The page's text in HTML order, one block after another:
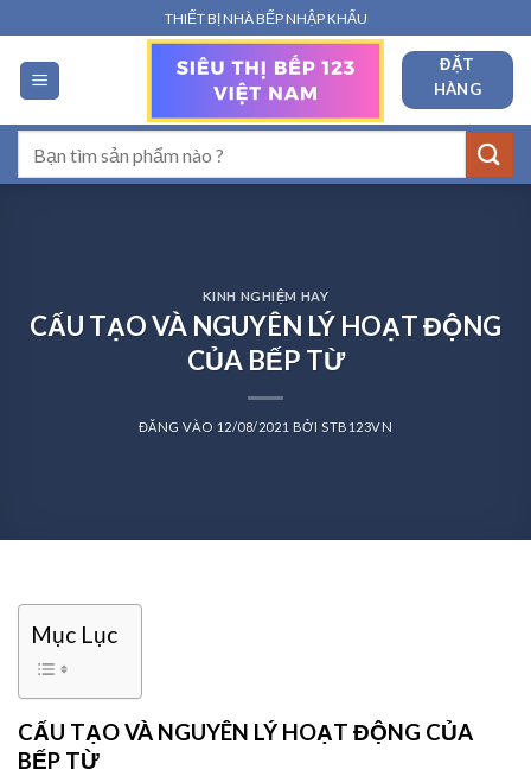
qua
nội
dung
THIẾT BỊ NHÀ BẾP NHẬP KHẨU
ĐẶT
HÀNG
kiếm:
KINH NGHIỆM HAY
CẤU TẠO VÀ NGUYÊN LÝ HOẠT ĐỘNG
CỦA BẾP TỪ
ĐĂNG VÀO 12/08/2021 BỞI STB123VN
Mục Lục
CẤU TẠO VÀ NGUYÊN LÝ HOẠT ĐỘNG CỦA
BẾP TỪ